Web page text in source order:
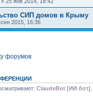
СИП домов в Крыму
сен 2015, 16:36
форумов
ClaudeBot [ИИ бот]